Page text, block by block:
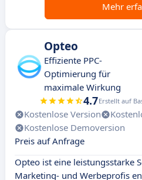
Mehr
Opteo
Effiziente PPC-
Optimierung für
maximale Wirkung
4.7Erstellt auf
Kostenlose Version
Kostenlose Demoversion
Preis auf Anfrage
Opteo ist eine leistungsstarke
Marketing- und Werbeprofis